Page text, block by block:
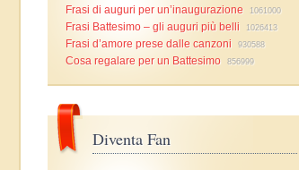
Frasi di auguri per un’inaugurazione 1061000
Frasi Battesimo – gli auguri più belli 1026413
Frasi d’amore prese dalle canzoni 930588
Cosa regalare per un Battesimo 856999
Diventa Fan